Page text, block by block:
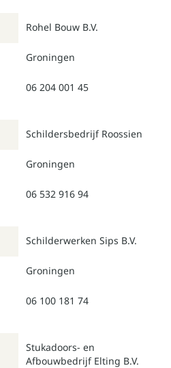
Rohel Bouw B.V.
Groningen
06 204 001 45
Schildersbedrijf Roossien
Groningen
06 532 916 94
Schilderwerken Sips B.V.
Groningen
06 100 181 74
Stukadoors- en
Afbouwbedrijf Elting B.V.